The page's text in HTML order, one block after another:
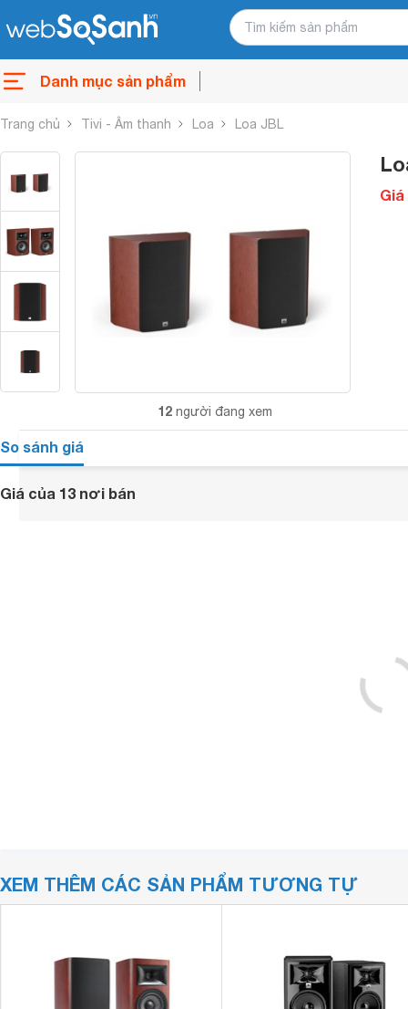
Danh mục sản phẩm
Trang chủ Tivi - Âm thanh Loa Loa JBL
12 người đang xem
Giá
So sánh giá
Giá của 13 nơi bán
XEM THÊM CÁC SẢN PHẨM TƯƠNG TỰ